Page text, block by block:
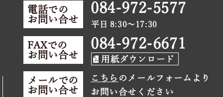
電話での
お問い合せ
084-972-5577
平日 8:30～17:30
FAXでの
お問い合せ
084-972-6671
用紙ダウンロード
メールでの
お問い合せ
こちら のメールフォームより
お問い合せください